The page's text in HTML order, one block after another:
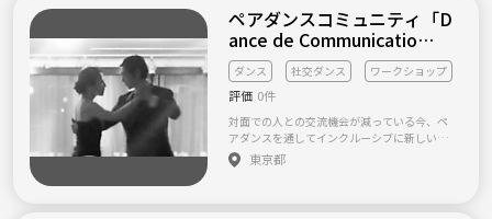
区内の施設で月１０回程度の活動（平日、週
末）をしています。 ご応募お待ちしておりま
す。
絡差し上げます。 よろしくお願いいたしま
ールや、最低限の礼節の欠けるメールには、
お返事は致しておりません。 なお、各日定員
を設けていますので、特に直前等だと参加い
ただけない場合がございます。ご了承くださ
い。
観戦したい方、 まったり飲みつつ落ち着いて
観戦したい方など。 また、球場に１人では行
きづらいなぁ…という方、 プロ野球に興味あ
る人が周りにいないという方、 あまり詳しく
ないけど、試合を見てみたい！という方、 な
ども大歓迎です。みんなで楽しく観戦しましょ
う！ サークルとして適度な距離感の中で でも
気の知れた仲間とともに観戦出来たら 楽しい
スポーツ観戦になると思います。 ということ
で、いろいろ書いてきましたが、 実際すでに
ペアダンスコミュニティ「D
ance de Communicatio
n！」
ダンス 社交ダンス ワークショップ
評価 0件
対面での人との交流機会が減っている今、ペ
アダンスを通してインクルーシブに新しい趣
味や人との繋がりの場を楽しめる場をご提供
する活動をしています。 新型コロナ感染対策
東京都